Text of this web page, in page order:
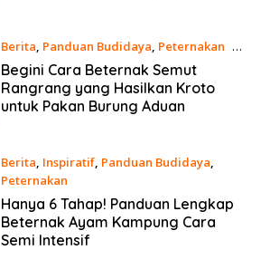
Berita, Panduan Budidaya, Peternakan 29
Desember 2020
Begini Cara Beternak Semut
Rangrang yang Hasilkan Kroto
untuk Pakan Burung Aduan
Berita, Inspiratif, Panduan Budidaya,
Peternakan
23 Desember 2020
Hanya 6 Tahap! Panduan Lengkap
Beternak Ayam Kampung Cara
Semi Intensif